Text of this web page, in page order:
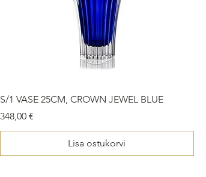
S/1 VASE 25CM, CROWN JEWEL BLUE
Price
348,00 €
Lisa ostukorvi